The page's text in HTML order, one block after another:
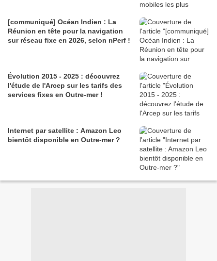
[communiqué] Océan Indien : La
Réunion en tête pour la navigation
sur réseau fixe en 2026, selon nPerf !
Évolution 2015 - 2025 : découvrez
l'étude de l'Arcep sur les tarifs des
services fixes en Outre-mer !
Internet par satellite : Amazon Leo
bientôt disponible en Outre-mer ?